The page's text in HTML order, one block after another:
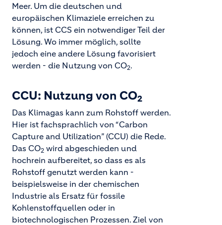
Meer. Um die deutschen und
europäischen Klimaziele erreichen zu
können, ist CCS ein notwendiger Teil der
Lösung. Wo immer möglich, sollte
jedoch eine andere Lösung favorisiert
werden - die Nutzung von CO2.
CCU: Nutzung von CO2
Das Klimagas kann zum Rohstoff werden.
Hier ist fachsprachlich von “Carbon
Capture and Utilization” (CCU) die Rede.
Das CO2 wird abgeschieden und
hochrein aufbereitet, so dass es als
Rohstoff genutzt werden kann -
beispielsweise in der chemischen
Industrie als Ersatz für fossile
Kohlenstoffquellen oder in
biotechnologischen Prozessen. Ziel von